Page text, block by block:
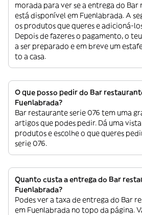
morada para ver se a entrega do Bar
está disponível em Fuenlabrada. A
os produtos que queres e adicioná-
Depois de fazeres o pagamento, o
a ser preparado e em breve um
to a casa.
O que posso pedir do Bar
Fuenlabrada?
Bar restaurante serie 076 tem uma
artigos que podes pedir. Dá uma
produtos e escolhe o que queres
serie 076.
Quanto custa a entrega do Bar
Fuenlabrada?
Podes ver a taxa de entrega do Bar
em Fuenlabrada no topo da página.